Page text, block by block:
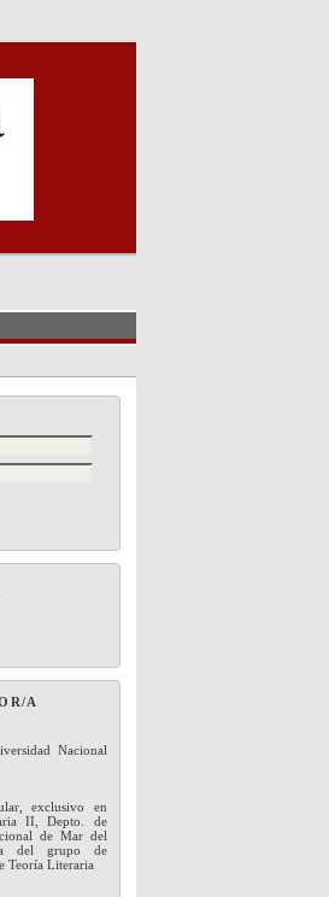
A
Nacional
exclusivo en
II, Depto. de
de Mar del
del grupo de
Teoría Literaria